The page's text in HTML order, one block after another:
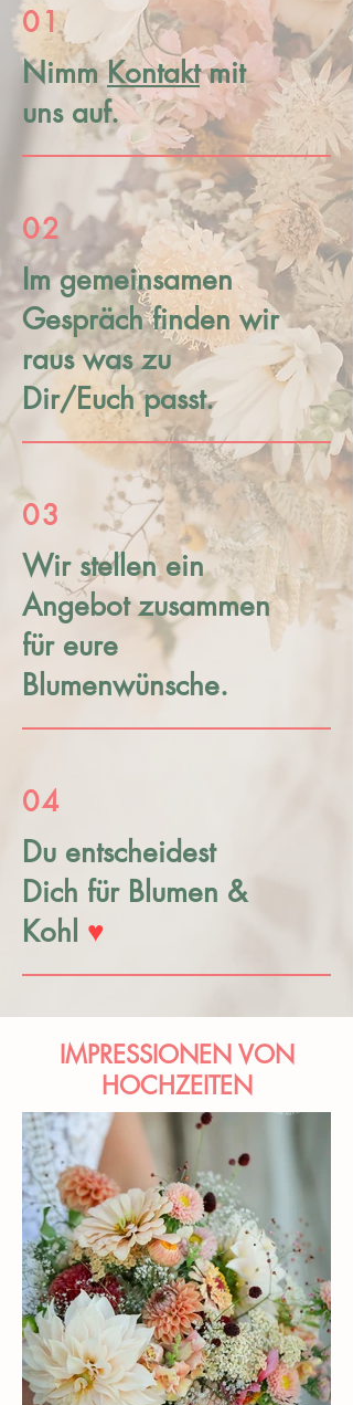
01
NimmKontaktmit
uns auf.
02
Im gemeinsamen
Gespräch finden wir
raus was zu
Dir/Euch passt.
03
Wir stellen ein
Angebot zusammen
für eure
Blumenwünsche.
04
Du entscheidest
Dich für Blumen &
Kohl ♥
IMPRESSIONEN VON
HOCHZEITEN